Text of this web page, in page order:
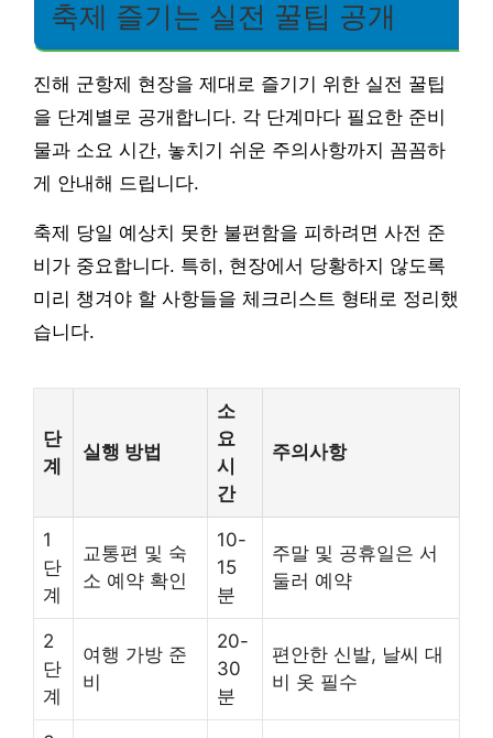
축제 즐기는 실전 꿀팁 공개
진해 군항제 현장을 제대로 즐기기 위한 실전 꿀팁
을 단계별로 공개합니다. 각 단계마다 필요한 준비
물과 소요 시간, 놓치기 쉬운 주의사항까지 꼼꼼하
게 안내해 드립니다.
축제 당일 예상치 못한 불편함을 피하려면 사전 준
비가 중요합니다. 특히, 현장에서 당황하지 않도록
미리 챙겨야 할 사항들을 체크리스트 형태로 정리했
습니다.
단
계
실행 방법
소
요
시
간
주의사항
1
단
계
교통편 및 숙
소 예약 확인
10-
15
분
주말 및 공휴일은 서
둘러 예약
2
단
계
여행 가방 준
비
20-
30
분
편안한 신발, 날씨 대
비 옷 필수